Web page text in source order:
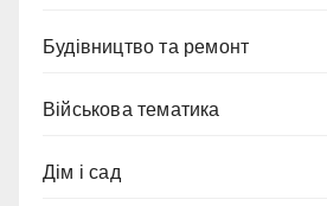
Будівництво та ремонт
Військова тематика
Дім і сад